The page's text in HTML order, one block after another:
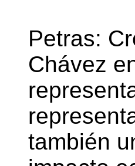
Petras:
Chávez
también